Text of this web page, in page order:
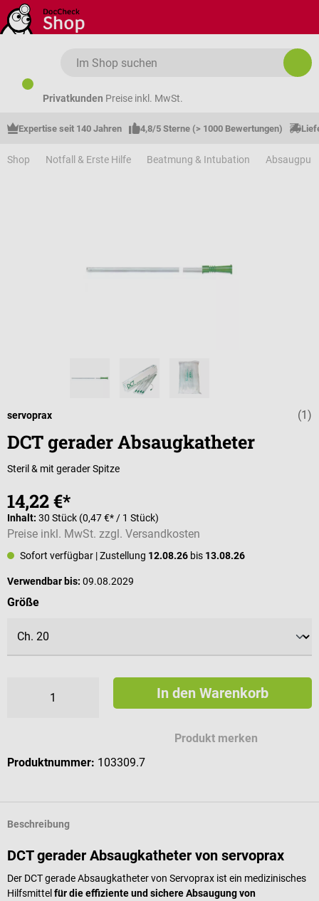
Zum Hauptinhalt springen
Privatkunden Preise inkl. MwSt.
Expertise seit 140 Jahren 4,8/5 Sterne (> 1000 Bewertungen)
Shop Notfall & Erste Hilfe Beatmung & Intubation
(1)
servoprax
DCT gerader Absaugkatheter
Steril & mit gerader Spitze
14,22 €*
Inhalt: 30 Stück (0,47 €* / 1 Stück)
Preise inkl. MwSt. zzgl. Versandkosten
Sofort verfügbar | Zustellung 12.08.26 bis 13.08.26
Verwendbar bis: 09.08.2029
Größeauswählen
In den Warenkorb
Produkt merken
Produktnummer: 103309.7
Beschreibung
DCT gerader Absaugkatheter von servoprax
Der DCT gerade Absaugkatheter von Servoprax ist ein medizinisches
Hilfsmittel für die effiziente und sichere Absaugung von